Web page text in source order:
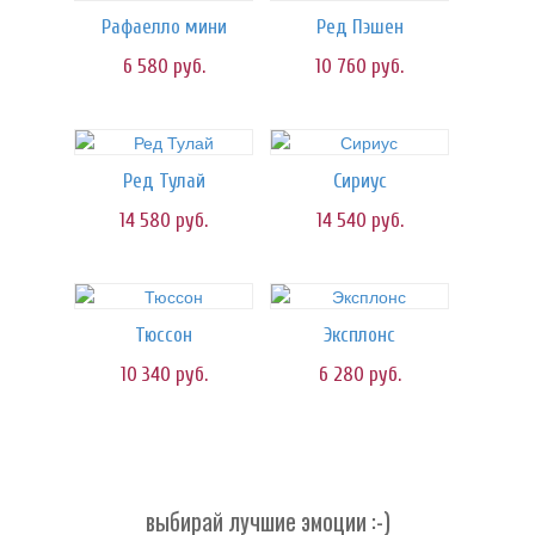
Рафаелло мини
6 580 руб.
Ред Пэшен
10 760 руб.
Ред Тулай
14 580 руб.
Сириус
14 540 руб.
Тюссон
10 340 руб.
Эксплонс
6 280 руб.
выбирай лучшие эмоции :-)